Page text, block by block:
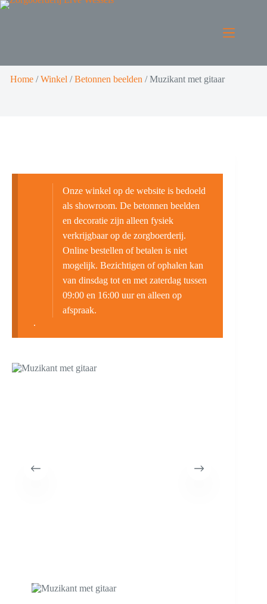
Home /Winkel /Betonnen beelden /Muzikant met gitaar
Onze winkel op de website is bedoeld
als showroom. De betonnen beelden
en decoratie zijn alleen fysiek
verkrijgbaar op de zorgboerderij.
Online bestellen of betalen is niet
mogelijk. Bezichtigen of ophalen kan
van dinsdag tot en met zaterdag tussen
09:00 en 16:00 uur en alleen op
afspraak.
.